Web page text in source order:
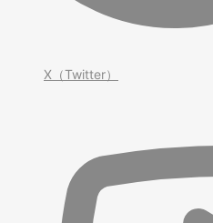
X（Twitter）